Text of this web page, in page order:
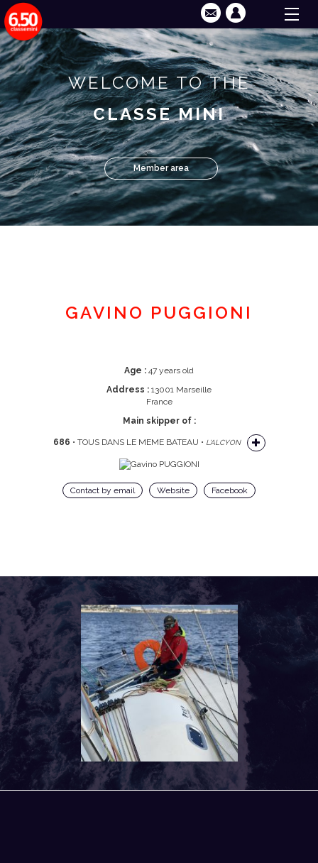
WELCOME TO THE
CLASSE MINI
Member area
GAVINO PUGGIONI
Age : 47 years old
Address : 13001 Marseille
France
Main skipper of :
686 • TOUS DANS LE MEME BATEAU • L'ALCYON
Contact by email Website Facebook